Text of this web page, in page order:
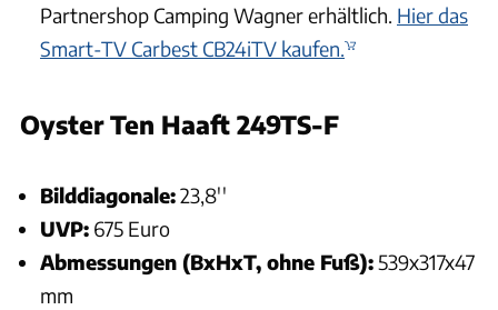
Partnershop Camping Wagner erhältlich. Hier das
Smart-TV Carbest CB24iTV kaufen.
Oyster Ten Haaft 249TS-F
Bilddiagonale:23,8''
UVP: 675 Euro
Abmessungen (BxHxT, ohne Fuß):539x317x47
mm